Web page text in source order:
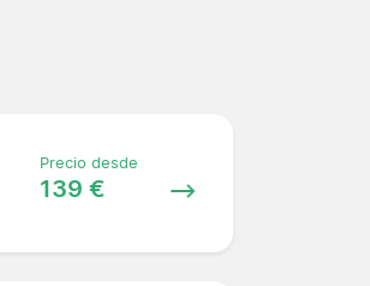
Precio desde
139 €